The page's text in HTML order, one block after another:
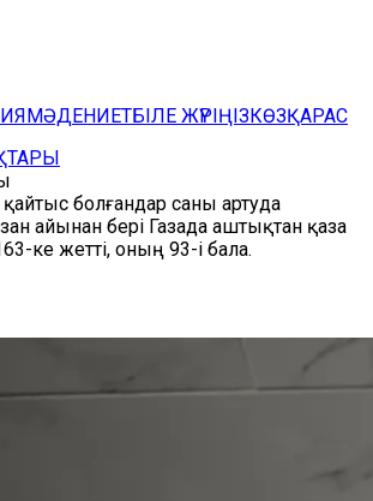
МӘДЕНИЕТБІЛЕ ЖҮРІҢІЗКӨЗҚАРАС
болғандар саны артуда
айынан бері Газада аштықтан қаза
ке жетті, оның 93-і бала.